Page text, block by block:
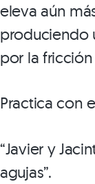
eleva aún
produciendo
por la
Practica con
“Javier y
agujas”.